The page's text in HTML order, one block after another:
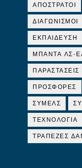
ΑΠΟΣΤΡΑΤΟΙ
ΔΙΑΓΩΝΙΣΜΟΙ
ΕΚΠΑΙΔΕΥΣΗ
ΜΠΑΝΤΑ ΛΣ-
ΠΡΟΣΦΟΡΕΣ
ΣΥΜΕΛΣ
ΤΕΧΝΟΛΟΓΙΑ
ΤΡΑΠΕΖΕΣ